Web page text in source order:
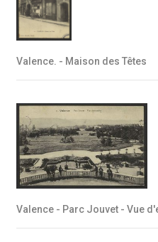
Valence. - Maison des Têtes
Valence - Parc Jouvet - Vue